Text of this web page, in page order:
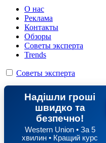
О нас
Реклама
Контакты
Обзоры
Советы эксперта
Trends
Советы эксперта
Надішли гроші
швидко та
безпечно!
Western Union • За 5
хвилин • Кращий курс